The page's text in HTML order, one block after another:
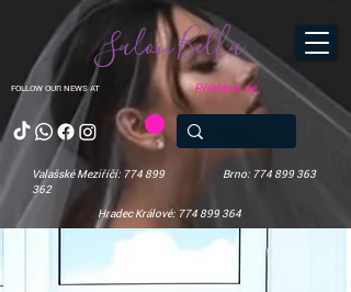
FOLLOW OUR NEWS AT
Salon Bella
Valašské Meziříčí: 774 899
362
Brno: 774 899 363
Hradec Králové: 774 899 364
Přihlásit se